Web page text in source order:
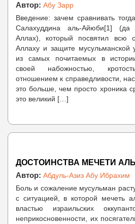
Автор: Абу Зарр
Введение: зачем сравнивать
Салахуддина аль-Айюби[1]
Аллах), который посвятил всю
Аллаху и защите мусульманской
из самых почитаемых в
своей набожностью,
отношением к справедливости,
это больше, чем просто хроника
это великий […]
ДОСТОИНСТВА МЕЧЕТИ
Автор: Абдуль-Азиз Абу Ибрахим
Боль и сожаление мусульман
с ситуацией, в которой мечеть
властью израильских
неприкосновенности, их